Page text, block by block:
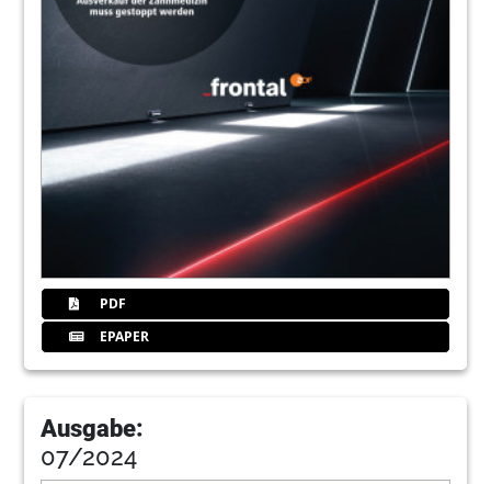
PDF
EPAPER
Ausgabe:
07/2024